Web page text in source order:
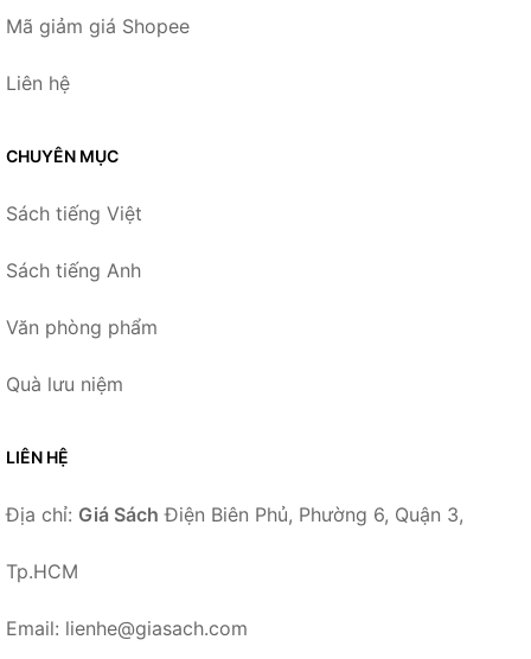
Mã giảm giá Shopee
Liên hệ
CHUYÊN MỤC
Sách tiếng Việt
Sách tiếng Anh
Văn phòng phẩm
Quà lưu niệm
LIÊN HỆ
Địa chỉ: Giá Sách Điện Biên Phủ, Phường 6, Quận 3,
Tp.HCM
Email: lienhe@giasach.com